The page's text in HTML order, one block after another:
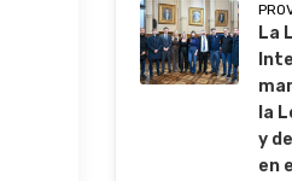
La
la
y
en